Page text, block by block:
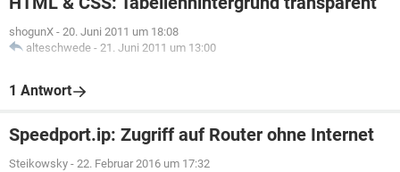
shogunX - 20. Juni 2011 um 18:08
alteschwede - 21. Juni 2011 um 13:00
1 Antwort
Speedport.ip: Zugriff auf Router ohne Internet
Steikowsky - 22. Februar 2016 um 17:32